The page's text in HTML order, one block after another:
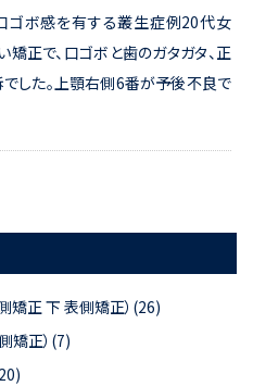
ゴボ感を有する叢生症例20代女
正で、口ゴボと歯のガタガタ、正
でした。上顎右側6番が予後不良で
矯正 下 表側矯正）(26)
矯正）(7)